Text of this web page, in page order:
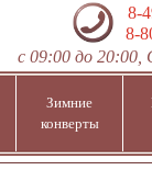
8-
8-
с 09:00 до
Зимние
конверты